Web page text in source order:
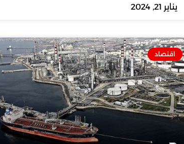
يناير 21, 2024
اقتصاد